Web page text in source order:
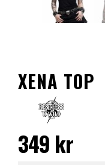
XENA TOP
349 kr